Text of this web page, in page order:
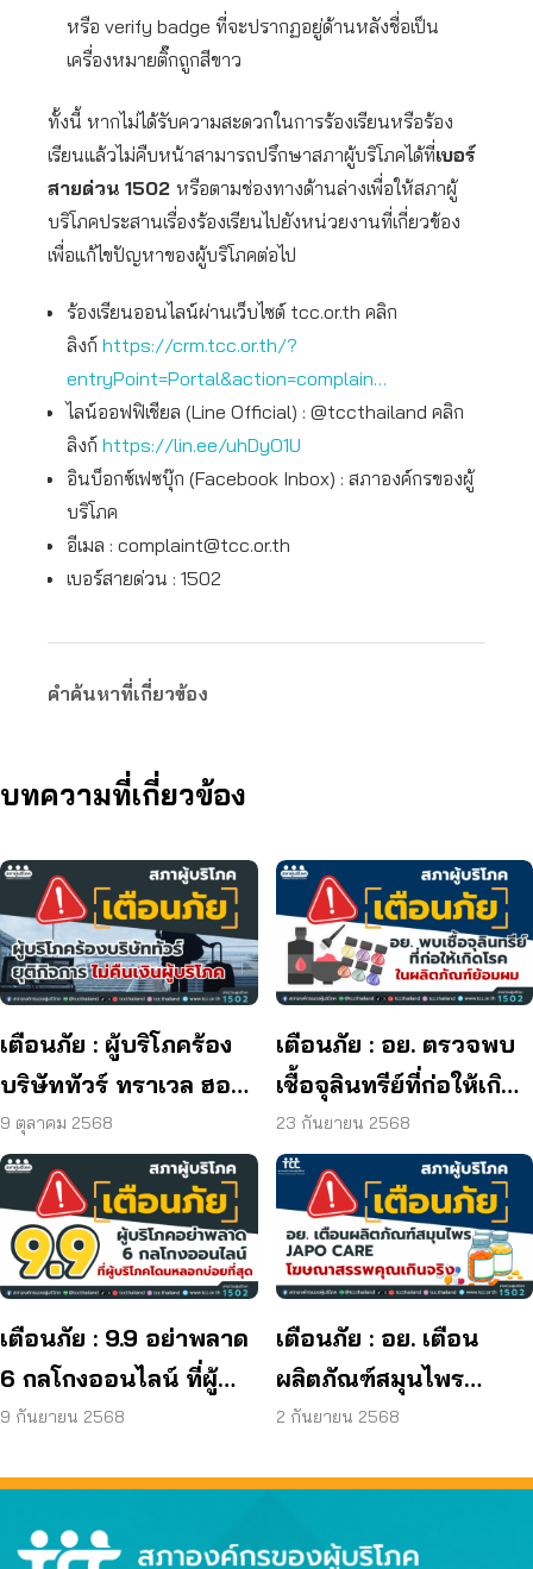
หรือ verify badge ที่จะปรากฏอยู่ด้านหลังชื่อเป็น
เครื่องหมายติ๊กถูกสีขาว
ทั้งนี้ หากไม่ได้รับความสะดวกในการร้องเรียนหรือร้อง
เรียนแล้วไม่คืบหน้าสามารถปรึกษาสภาผู้บริโภคได้ที่เบอร์
สายด่วน 1502 หรือตามช่องทางด้านล่างเพื่อให้สภาผู้
บริโภคประสานเรื่องร้องเรียนไปยังหน่วยงานที่เกี่ยวข้อง
เพื่อแก้ไขปัญหาของผู้บริโภคต่อไป
ร้องเรียนออนไลน์ผ่านเว็บไซต์ tcc.or.th คลิก
ลิงก์ https://crm.tcc.or.th/?
entryPoint=Portal&action=complain…
ไลน์ออฟฟิเชียล (Line Official) : @tccthailand คลิก
ลิงก์ https://lin.ee/uhDyO1U
อินบ็อกซ์เฟซบุ๊ก (Facebook Inbox) : สภาองค์กรของผู้
บริโภค
อีเมล : complaint@tcc.or.th
เบอร์สายด่วน : 1502
คำค้นหาที่เกี่ยวข้อง
บทความที่เกี่ยวข้อง
เตือนภัย : ผู้บริโภคร้อง
บริษัททัวร์ ทราเวล ฮอลิ
เดย์ ยุติกิจการ ไม่คืนเงิน
ผู้บริโภค
9 ตุลาคม 2568
เตือนภัย : อย. ตรวจพบ
เชื้อจุลินทรีย์ที่ก่อให้เกิด
โรค และพบแบคทีเรีย
ยีสต์ และรา เกิน
มาตรฐานกำหนด ใน
ผลิตภัณฑ์ย้อมผม
23 กันยายน 2568
เตือนภัย : 9.9 อย่าพลาด
6 กลโกงออนไลน์ ที่ผู้
บริโภคโดนหลอกบ่อย
9 กันยายน 2568
เตือนภัย : อย. เตือน
ผลิตภัณฑ์สมุนไพร
JAPO CARE โฆษณา
2 กันยายน 2568